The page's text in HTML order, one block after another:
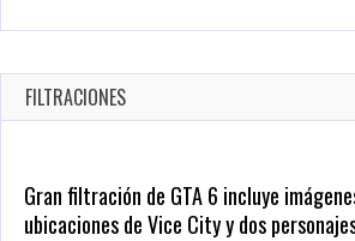
Oct 20, 2025
1377 Views
FILTRACIONES
Gran filtración de GTA 6 incluye
ubicaciones de Vice City y dos